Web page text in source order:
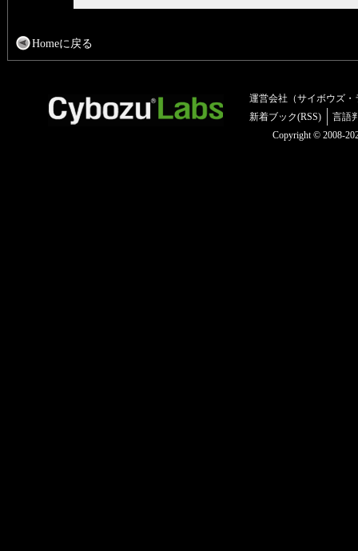
Homeに戻る
運営会社（サイボウズ・
新着ブック(RSS)
言語
Copyright © 2008-